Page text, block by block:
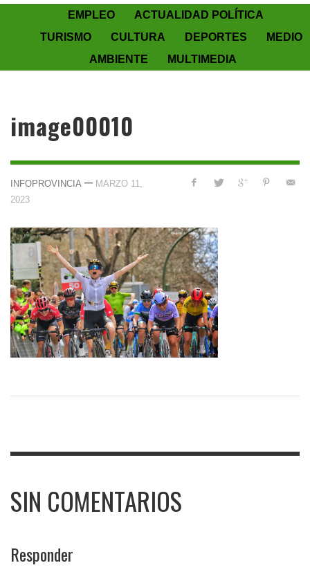
EMPLEO
ACTUALIDAD POLÍTICA
TURISMO
CULTURA DEPORTES
MEDIO
AMBIENTE
MULTIMEDIA
image00010
INFOPROVINCIA — MARZO 11,
2023
SIN COMENTARIOS
Responder